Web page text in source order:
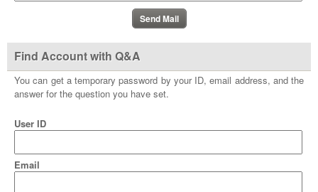
Find Account with Q&A
You can get a temporary password by your ID, email address, and the
answer for the question you have set.
User ID
Email
- 카드뉴스
부설기관